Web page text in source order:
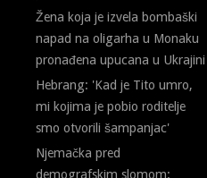
Žena koja je izvela bombaški
napad na oligarha u Monaku
pronađena upucana u Ukrajini
Hebrang: 'Kad je Tito umro,
mi kojima je pobio roditelje
smo otvorili šampanjac'
Njemačka pred
demografskim slomom: